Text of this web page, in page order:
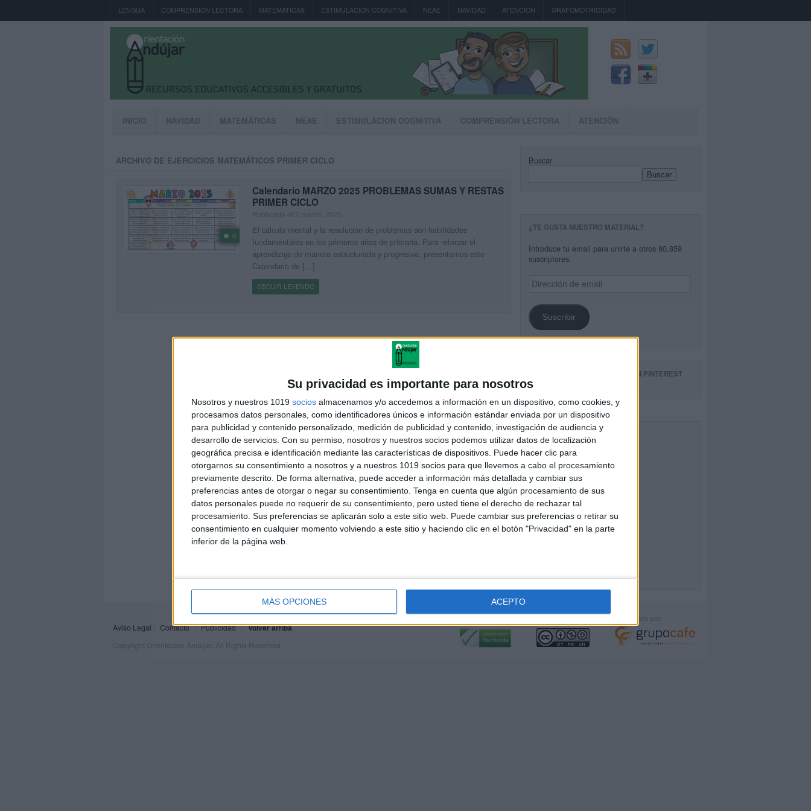
Su privacidad es importante para nosotros
Nosotros y nuestros 1019 socios almacenamos y/o accedemos a información en un dispositivo, como cookies, y
procesamos datos personales, como identificadores únicos e información estándar enviada por un dispositivo
para publicidad y contenido personalizado, medición de publicidad y contenido, investigación de audiencia y
desarrollo de servicios. Con su permiso, nosotros y nuestros socios podemos utilizar datos de localización
geográfica precisa e identificación mediante las características de dispositivos. Puede hacer clic para
otorgarnos su consentimiento a nosotros y a nuestros 1019 socios para que llevemos a cabo el procesamiento
previamente descrito. De forma alternativa, puede acceder a información más detallada y cambiar sus
preferencias antes de otorgar o negar su consentimiento. Tenga en cuenta que algún procesamiento de sus
datos personales puede no requerir de su consentimiento, pero usted tiene el derecho de rechazar tal
procesamiento. Sus preferencias se aplicarán solo a este sitio web. Puede cambiar sus preferencias o retirar su
consentimiento en cualquier momento volviendo a este sitio y haciendo clic en el botón "Privacidad" en la parte
inferior de la página web.
MÁS OPCIONES ACEPTO
LENGUA COMPRENSIÓN LECTORA MATEMÁTICAS ESTIMULACION COGNITIVA NEAE NAVIDAD ATENCIÓN GRAFOMOTRICIDAD
INICIO NAVIDAD MATEMÁTICAS NEAE ESTIMULACION COGNITIVA COMPRENSIÓN LECTORA ATENCIÓN
ARCHIVO DE EJERCICIOS MATEMÁTICOS PRIMER CICLO
0
Calendario MARZO 2025 PROBLEMAS SUMAS Y RESTAS
PRIMER CICLO
El cálculo mental y la resolución de problemas son habilidades
fundamentales en los primeros años de primaria. Para reforzar el
aprendizaje de manera estructurada y progresiva, presentamos este
Calendario de […]
SEGUIR LEYENDO
Buscar
Buscar
¿TE GUSTA NUESTRO MATERIAL?
Introduce tu email para unirte a otros 80.859
suscriptores.
Dirección
de
Suscribir
SIGUE NUESTROS TABLEROS EN PINTEREST
Aviso Legal Contacto Publicidad Volver arriba
Copyright Orientacion Andujar. All Rights Reserved